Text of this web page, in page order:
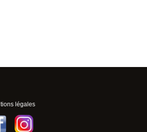
légales